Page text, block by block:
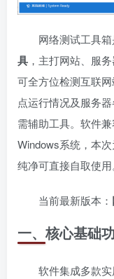
网络测试工具
具 ，主打网站、服
可全方位检测互联
点运行情况及服务
需辅助工具。软件
Windows系统，本
纯净可直接自取使用
当前最新版本：
一、核心基础
软件集成多款